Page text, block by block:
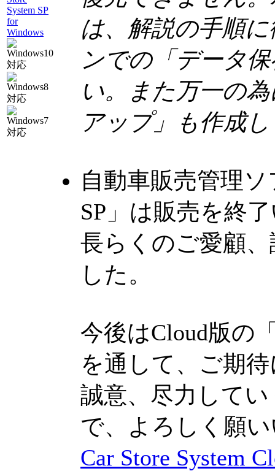
は、解説の手順
ンでの「データ
い。また万一の
アップ」も作成
自動車販売管理ソ
SP」は販売を終
長らくのご愛顧
した。
今後はCloud版の
を通して、ご期
誠意、尽力して
で、よろしく願
Car Store System